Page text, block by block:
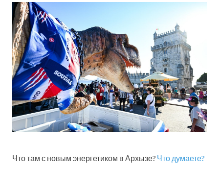
Что там с новым энергетиком в Архызе? Что думаете?